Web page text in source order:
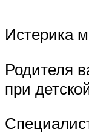
Истерика
Родителя
при